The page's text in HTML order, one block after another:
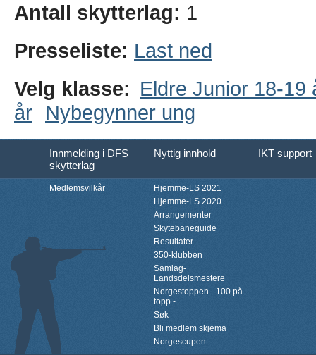
Antall skytterlag: 1
Presseliste: Last ned
Velg klasse: Eldre Junior 18-19
år
Nybegynner ung
Innmelding i DFS
skytterlag
Nyttig innhold IKT support
Medlemsvilkår
Hjemme-LS 2021
Hjemme-LS 2020
Arrangementer
Skytebaneguide
Resultater
350-klubben
Samlag-
Landsdelsmestere
Norgestoppen - 100 på
topp -
Søk
Bli medlem skjema
Norgescupen